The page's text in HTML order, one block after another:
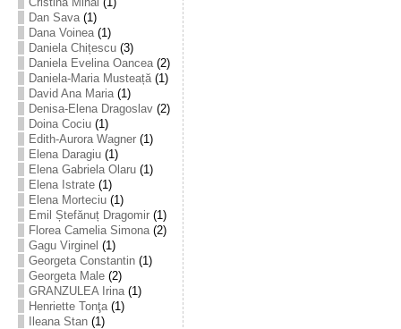
Dan Sava(1)
Dana Voinea(1)
Daniela Chițescu(3)
Daniela Evelina Oancea(2)
Daniela-Maria Musteață(1)
David Ana Maria(1)
Denisa-Elena Dragoslav(2)
Doina Cociu(1)
Edith-Aurora Wagner(1)
Elena Daragiu(1)
Elena Gabriela Olaru(1)
Elena Istrate(1)
Elena Morteciu(1)
Emil Ștefănuț Dragomir(1)
Florea Camelia Simona(2)
Gagu Virginel (1)
Georgeta Constantin(1)
Georgeta Male(2)
GRANZULEA Irina(1)
Henriette Tonţa(1)
Ileana Stan(1)